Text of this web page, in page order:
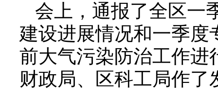
会上，通报了全区一
建设进展情况和一季度
前大气污染防治工作进
财政局、区科工局作了